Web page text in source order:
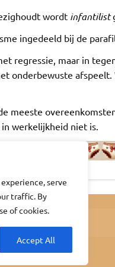
serve
traffic. By
of cookies.
Accept All
wordt infantilist
ingedeeld bij de
regressie, maar in
onderbewuste
meeste
werkelijkheid niet is.